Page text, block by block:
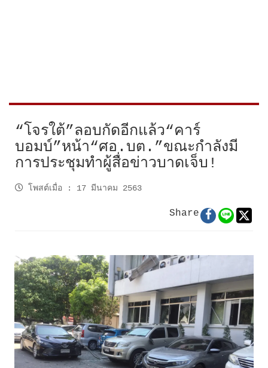
“โจรใต้”ลอบกัดอีกแล้ว“คาร์
บอมบ์”หน้า“ศอ.บต.”ขณะกำลังมี
การประชุมทำผู้สื่อข่าวบาดเจ็บ!
โพสต์เมื่อ : 17 มีนาคม 2563
Share